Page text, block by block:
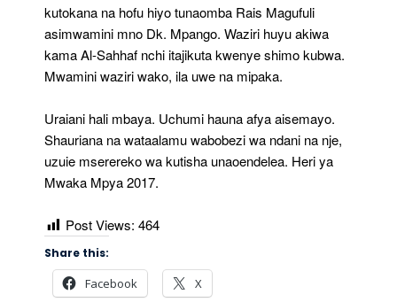
kutokana na hofu hiyo tunaomba Rais Magufuli
asimwamini mno Dk. Mpango. Waziri huyu akiwa
kama Al-Sahhaf nchi itajikuta kwenye shimo kubwa.
Mwamini waziri wako, ila uwe na mipaka.
Uraiani hali mbaya. Uchumi hauna afya aisemayo.
Shauriana na wataalamu wabobezi wa ndani na nje,
uzuie mserereko wa kutisha unaoendelea. Heri ya
Mwaka Mpya 2017.
Post Views: 464
Share this:
Facebook X